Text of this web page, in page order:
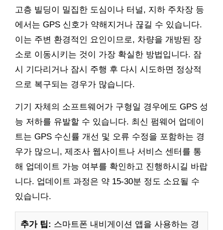
고층 빌딩이 밀집한 도심이나 터널, 지하 주차장 등
에서는 GPS 신호가 약해지거나 끊길 수 있습니다.
이는 주변 환경적인 요인이므로, 차량을 개방된 장
소로 이동시키는 것이 가장 확실한 방법입니다. 잠
시 기다리거나 잠시 주행 후 다시 시도하면 정상적
으로 복구되는 경우가 많습니다.
기기 자체의 소프트웨어가 구형일 경우에도 GPS 성
능 저하를 유발할 수 있습니다. 최신 펌웨어 업데이
트는 GPS 수신률 개선 및 오류 수정을 포함하는 경
우가 많으니, 제조사 웹사이트나 서비스 센터를 통
해 업데이트 가능 여부를 확인하고 진행하시길 바랍
니다. 업데이트 과정은 약 15-30분 정도 소요될 수
있습니다.
추가 팁: 스마트폰 내비게이션 앱을 사용하는 경